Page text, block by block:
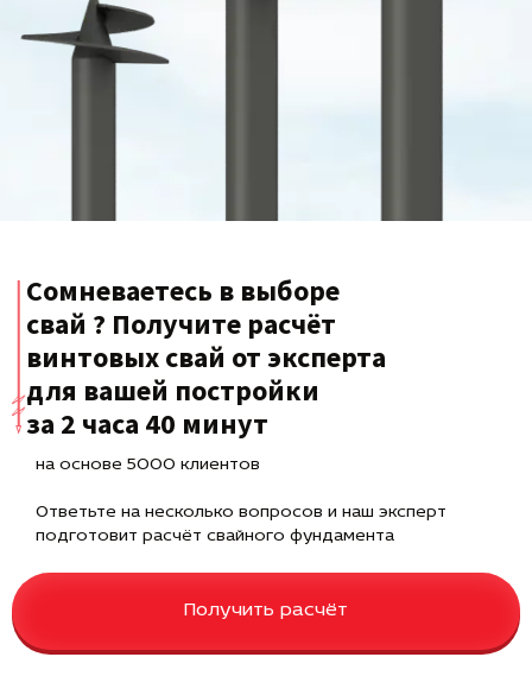
Сомневаетесь в выборе
свай ? Получите расчёт
винтовых свай от эксперта
для вашей постройки
за 2 часа 40 минут
на основе 5000 клиентов
Ответьте на несколько вопросов и наш эксперт
подготовит расчёт свайного фундамента
Получить расчёт